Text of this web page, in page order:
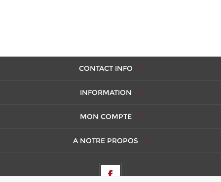
CONTACT INFO
INFORMATION
MON COMPTE
A NOTRE PROPOS